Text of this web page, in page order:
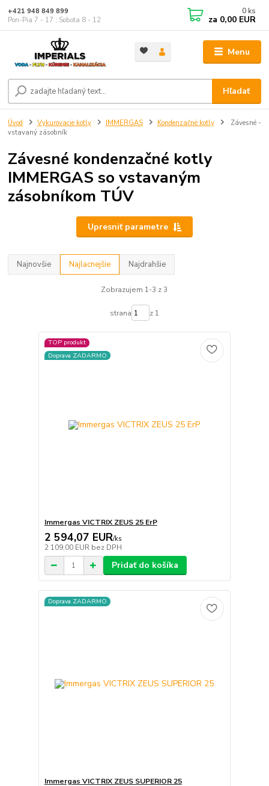
Menu
Hľadať
+421 948 849 899
Pon-Pia 7 - 17 ; Sobota 8 - 12
0 ks
za 0,00 EUR
Úvod Vykurovacie kotly IMMERGAS Kondenzačné kotly
Závesné -
vstavaný zásobník
Závesné kondenzačné kotly
IMMERGAS so vstavaným
zásobníkom TÚV
Upresniť parametre
Najnovšie Najlacnejšie Najdrahšie
Zobrazujem 1-3 z 3
strana z 1
TOP produkt
Doprava ZADARMO
Immergas VICTRIX ZEUS 25 ErP
2 594,07 EUR/ks
2 109,00 EUR bez DPH
Pridať do košíka
Doprava ZADARMO
Immergas VICTRIX ZEUS SUPERIOR 25